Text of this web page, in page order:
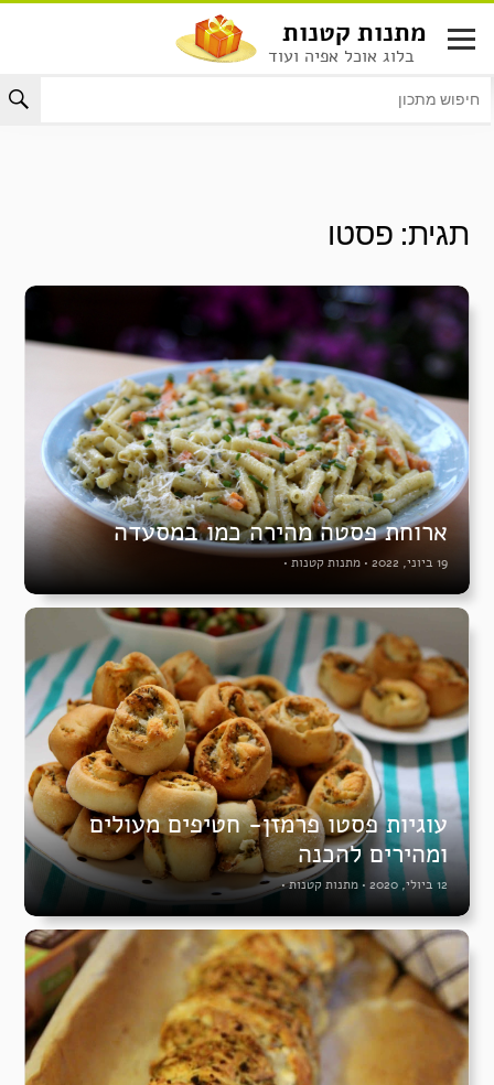
לתוכן
מתנות קטנות
בלוג אוכל אפיה ועוד
תגית: פסטו
ארוחת פסטה מהירה כמו במסעדה
19 ביוני, 2022 • מתנות קטנות•
עוגיות פסטו פרמזן- חטיפים מעולים
ומהירים להכנה
12 ביולי, 2020 • מתנות קטנות•